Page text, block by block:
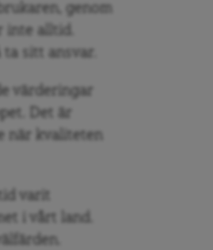
genom
alltid.
sitt ansvar.
värderingar
Det är
när kvaliteten
varit
i vårt land.